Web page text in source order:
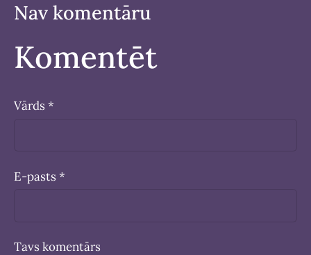
Nav komentāru
Komentēt
Vārds *
E-pasts *
Tavs komentārs